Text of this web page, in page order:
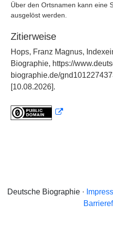
Über den Ortsnamen kann eine
ausgelöst werden.
Zitierweise
Hops, Franz Magnus,
Biographie, https://
biographie.de/
[10.08.2026].
Deutsche Biographie ·